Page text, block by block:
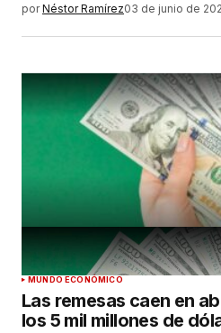
por Néstor Ramírez03 de junio de
MUNDO ECONÓMICO
Las remesas caen en
los 5 mil millones de